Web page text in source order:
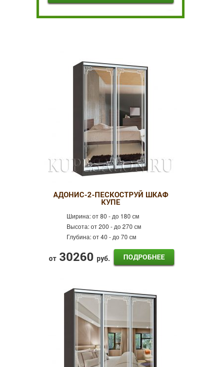
АДОНИС-2-ПЕСКОСТРУЙ ШКАФ
КУПЕ
Ширина:от 80 - до 180 см
Высота:от 200 - до 270 см
Глубина:от 40 - до 70 см
от 30260 руб. ПОДРОБНЕЕ